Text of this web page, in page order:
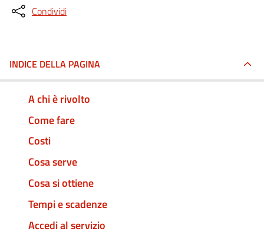
Condividi
INDICE DELLA PAGINA
A chi è rivolto
Come fare
Costi
Cosa serve
Cosa si ottiene
Tempi e scadenze
Accedi al servizio